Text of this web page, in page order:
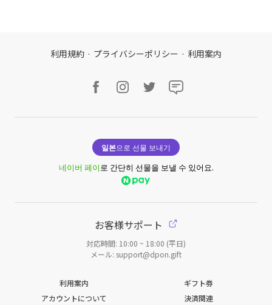
利用規約 · プライバシーポリシー · 利用案内
일본으로 선물 보내기
네이버 페이로 간단히 선물을 보낼 수 있어요.
お客様サポート
対応時間: 10:00 ~ 18:00 (平日)
メール: support@dpon.gift
利用案内
ギフト券
アカウントについて
決済関連